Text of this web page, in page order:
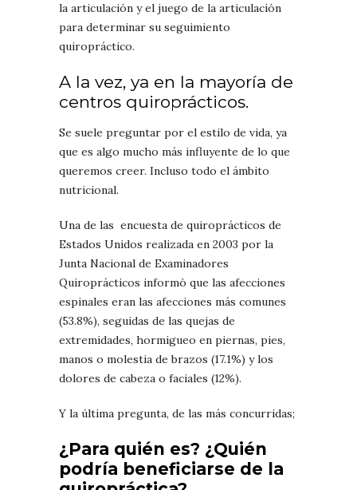
la articulación y el juego de la articulación
para determinar su seguimiento
quiropráctico.
A la vez, ya en la mayoría de
centros quiroprácticos.
Se suele preguntar por el estilo de vida, ya
que es algo mucho más influyente de lo que
queremos creer. Incluso todo el ámbito
nutricional.
Una de las encuesta de quiroprácticos de
Estados Unidos realizada en 2003 por la
Junta Nacional de Examinadores
Quiroprácticos informó que las afecciones
espinales eran las afecciones más comunes
(53.8%), seguidas de las quejas de
extremidades, hormigueo en piernas, pies,
manos o molestia de brazos (17.1%) y los
dolores de cabeza o faciales (12%).
Y la última pregunta, de las más concurridas;
¿Para quién es? ¿Quién
podría beneficiarse de la